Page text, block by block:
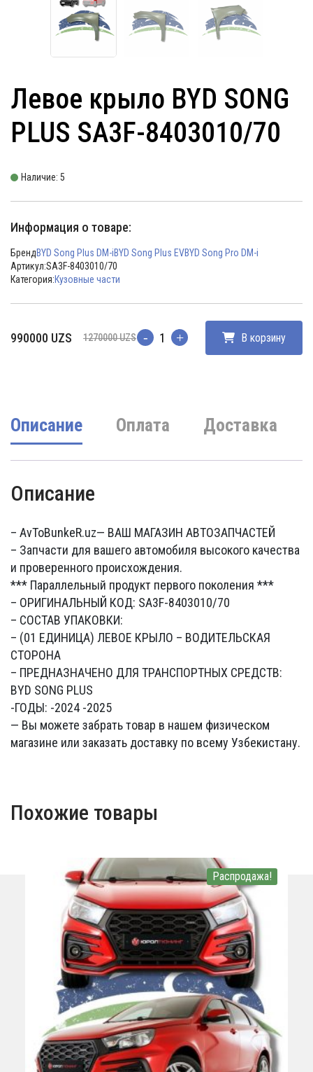
Левое крыло BYD SONG
PLUS SA3F-8403010/70
Наличие: 5
Информация о товаре:
БрендBYD Song Plus DM-iBYD Song Plus EVBYD Song Pro DM-i
Артикул:SA3F-8403010/70
Категория:Кузовные части
1270000UZS
Первоначальная
990000 UZS
Текущая
Количество В корзину
Описание Оплата Доставка
Описание
– AvToBunkeR.uz— ВАШ МАГАЗИН АВТОЗАПЧАСТЕЙ
– Запчасти для вашего автомобиля высокого качества
и проверенного происхождения.
*** Параллельный продукт первого поколения ***
– ОРИГИНАЛЬНЫЙ КОД: SA3F-8403010/70
– СОСТАВ УПАКОВКИ:
– (01 ЕДИНИЦА) ЛЕВОЕ КРЫЛО – ВОДИТЕЛЬСКАЯ
СТОРОНА
– ПРЕДНАЗНАЧЕНО ДЛЯ ТРАНСПОРТНЫХ СРЕДСТВ:
BYD SONG PLUS
-ГОДЫ: -2024 -2025
— Вы можете забрать товар в нашем физическом
магазине или заказать доставку по всему Узбекистану.
Похожие товары
Распродажа!